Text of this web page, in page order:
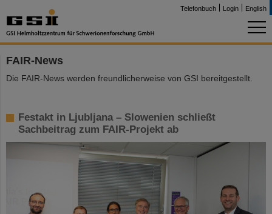
Telefonbuch Login English
FAIR-News
Die FAIR-News werden freundlicherweise von GSI bereitgestellt.
Festakt in Ljubljana – Slowenien schließt
Sachbeitrag zum FAIR-Projekt ab